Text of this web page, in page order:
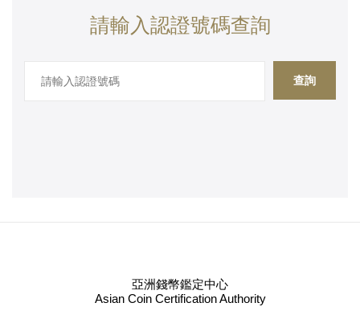
請輸入認證號碼查詢
查詢
亞洲錢幣鑑定中心
Asian Coin Certification Authority